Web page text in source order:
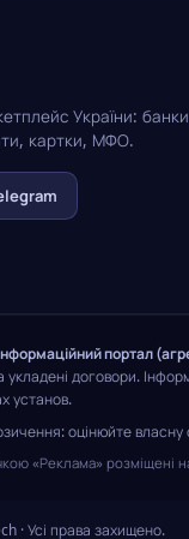
України:
картки, МФО.
портал
укладені договори.
установ.
оцінюйте
«Реклама» розміщені
· Усі права захищено.